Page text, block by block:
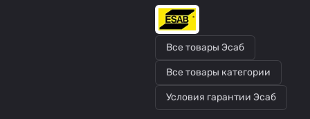
Все товары Эсаб
Все товары категории
Условия гарантии Эсаб